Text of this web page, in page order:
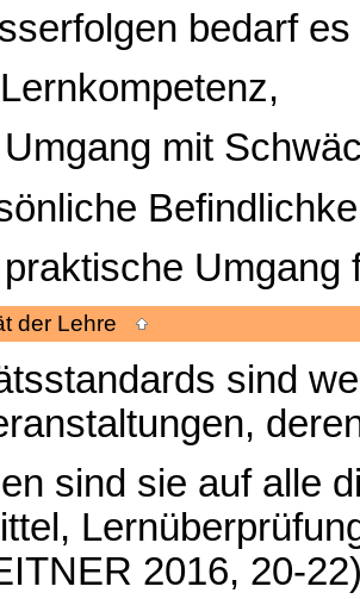
bedarf
mit
Umgang
der Lehre
sind
sind sie auf alle
2016, 20-